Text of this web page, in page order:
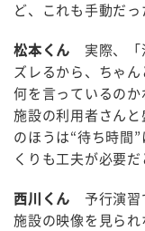
ど、これも手動だっ
松本くん 実際、「
ズレるから、ちゃ
何を言っているの
施設の利用者さん
のほうは“待ち時間
くりも工夫が必要だ
西川くん 予行演習
施設の映像を見ら